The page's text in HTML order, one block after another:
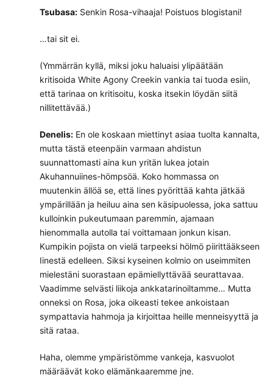
Tsubasa: Senkin Rosa-vihaaja! Poistuos blogistani!
…tai sit ei.
(Ymmärrän kyllä, miksi joku haluaisi ylipäätään
kritisoida White Agony Creekin vankia tai tuoda esiin,
että tarinaa on kritisoitu, koska itsekin löydän siitä
nillitettävää.)
Denelis: En ole koskaan miettinyt asiaa tuolta kannalta,
mutta tästä eteenpäin varmaan ahdistun
suunnattomasti aina kun yritän lukea jotain
Akuhannuiines-hömpsöä. Koko hommassa on
muutenkin ällöä se, että Iines pyörittää kahta jätkää
ympärillään ja heiluu aina sen käsipuolessa, joka sattuu
kulloinkin pukeutumaan paremmin, ajamaan
hienommalla autolla tai voittamaan jonkun kisan.
Kumpikin pojista on vielä tarpeeksi hölmö piirittääkseen
Iinestä edelleen. Siksi kyseinen kolmio on useimmiten
mielestäni suorastaan epämiellyttävää seurattavaa.
Vaadimme selvästi liikoja ankkatarinoiltamme… Mutta
onneksi on Rosa, joka oikeasti tekee ankoistaan
sympattavia hahmoja ja kirjoittaa heille menneisyyttä ja
sitä rataa.
Haha, olemme ympäristömme vankeja, kasvuolot
määräävät koko elämänkaaremme jne.